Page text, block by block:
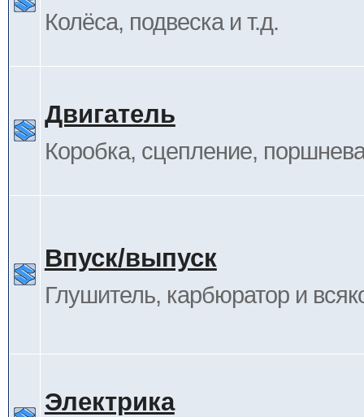
Колёса, подвеска и т.д.
Двигатель
Коробка, сцепление,
Впуск/выпуск
Глушитель, карбюратор и
Электрика